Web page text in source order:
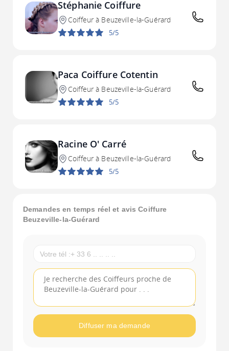
Stéphanie Coiffure
Coiffeur à Beuzeville-la-Guérard
5/5
Paca Coiffure Cotentin
Coiffeur à Beuzeville-la-Guérard
5/5
Racine O' Carré
Coiffeur à Beuzeville-la-Guérard
5/5
Demandes en temps réel et avis Coiffure
Beuzeville-la-Guérard
Diffuser ma demande